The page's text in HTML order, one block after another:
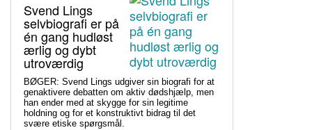
Svend Lings
selvbiografi er på
én gang hudløst
ærlig og dybt
utroværdig
BØGER: Svend Lings udgiver sin biografi for at
genaktivere debatten om aktiv dødshjælp, men
han ender med at skygge for sin legitime
holdning og for et konstruktivt bidrag til det
svære etiske spørgsmål.